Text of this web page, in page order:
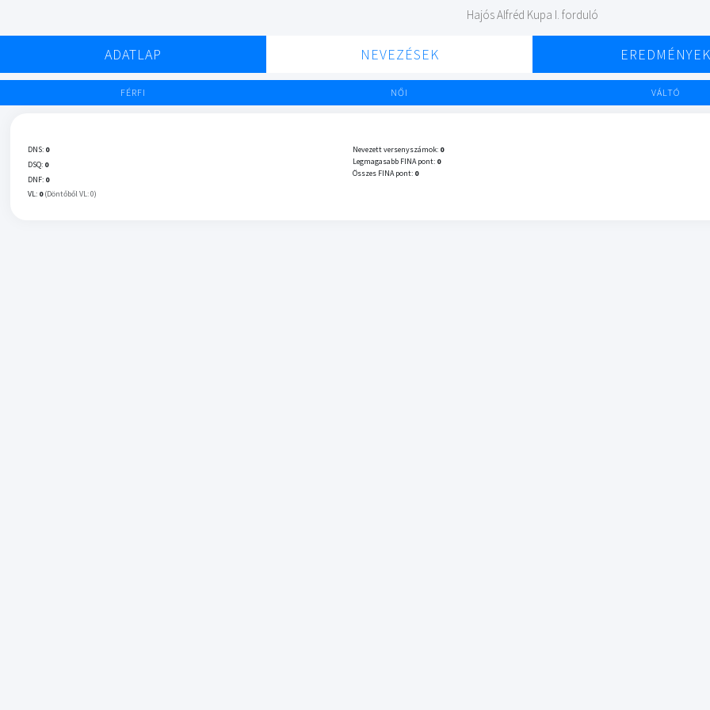
Hajós Alfréd Kupa I. forduló
ADATLAP NEVEZÉSEK EREDMÉNYEK
FÉRFI NŐI VÁLTÓ
DNS: 0
DSQ: 0
DNF: 0
VL: 0 (Döntőből VL: 0)
Nevezett versenyszámok: 0
Legmagasabb FINA pont: 0
Összes FINA pont: 0